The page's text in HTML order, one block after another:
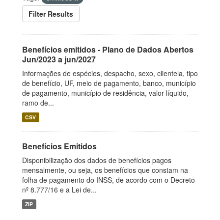
Filter Results
Benefícios emitidos - Plano de Dados Abertos
Jun/2023 a jun/2027
Informações de espécies, despacho, sexo, clientela, tipo
de benefício, UF, meio de pagamento, banco, município
de pagamento, município de residência, valor líquido,
ramo de...
CSV
Benefícios Emitidos
Disponibilização dos dados de benefícios pagos
mensalmente, ou seja, os benefícios que constam na
folha de pagamento do INSS, de acordo com o Decreto
nº 8.777/16 e a Lei de...
ZIP